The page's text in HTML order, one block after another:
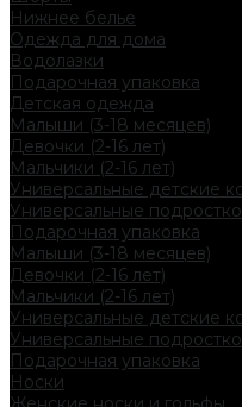
Нижнее белье
Одежда для дома
Водолазки
Подарочная упаковка
Детская одежда
Малыши (3-18 месяцев)
Девочки (2-16 лет)
Мальчики (2-16 лет)
Универсальные детские
Универсальные
Подарочная упаковка
Малыши (3-18 месяцев)
Девочки (2-16 лет)
Мальчики (2-16 лет)
Универсальные детские
Универсальные
Подарочная упаковка
Носки